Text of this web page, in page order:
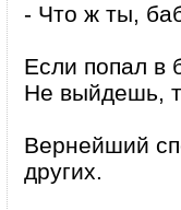
- Что ж ты,
Если попал в
Не выйдешь,
Вернейший
других.